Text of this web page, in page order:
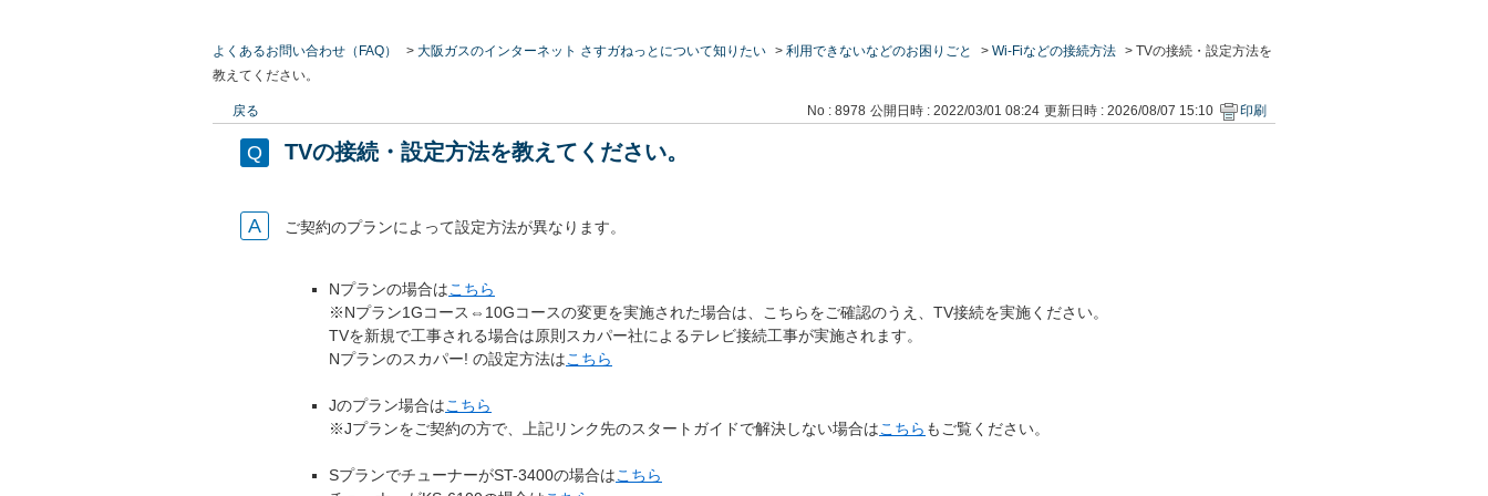
よくあるお問い合わせ（FAQ） > 大阪ガスのインターネット さすガねっとについて知りたい > 利用できないなどのお困りごと > Wi‐Fiなどの接続方法 > TVの接続・設定方法を
教えてください。
戻る No : 8978 公開日時 : 2022/03/01 08:24 更新日時 : 2026/08/07 15:10 印刷
TVの接続・設定方法を教えてください。
ご契約のプランによって設定方法が異なります。
Nプランの場合はこちら
※Nプラン1Gコース⇔10Gコースの変更を実施された場合は、こちらをご確認のうえ、TV接続を実施ください。
TVを新規で工事される場合は原則スカパー社によるテレビ接続工事が実施されます。
Nプランのスカパー! の設定方法はこちら
Jのプラン場合はこちら
※Jプランをご契約の方で、上記リンク先のスタートガイドで解決しない場合はこちら もご覧ください。
SプランでチューナーがST-3400の場合はこちら